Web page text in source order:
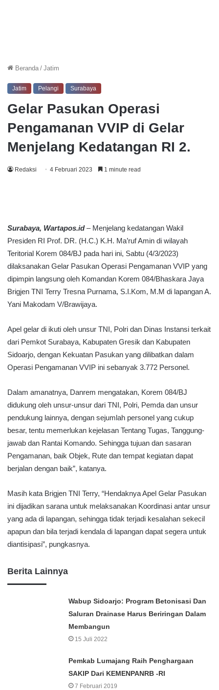
Beranda / Jatim
Jatim Pelangi Surabaya
Gelar Pasukan Operasi
Pengamanan VVIP di Gelar
Menjelang Kedatangan RI 2.
Redaksi 4 Februari 2023 1 minute read
Surabaya, Wartapos.id– Menjelang kedatangan Wakil
Presiden RI Prof. DR. (H.C.) K.H. Ma’ruf Amin di wilayah
Teritorial Korem 084/BJ pada hari ini, Sabtu (4/3/2023)
dilaksanakan Gelar Pasukan Operasi Pengamanan VVIP yang
dipimpin langsung oleh Komandan Korem 084/Bhaskara Jaya
Brigjen TNI Terry Tresna Purnama, S.I.Kom, M.M di lapangan A.
Yani Makodam V/Brawijaya.
Apel gelar di ikuti oleh unsur TNI, Polri dan Dinas Instansi terkait
dari Pemkot Surabaya, Kabupaten Gresik dan Kabupaten
Sidoarjo, dengan Kekuatan Pasukan yang dilibatkan dalam
Operasi Pengamanan VVIP ini sebanyak 3.772 Personel.
Dalam amanatnya, Danrem mengatakan, Korem 084/BJ
didukung oleh unsur-unsur dari TNI, Polri, Pemda dan unsur
pendukung lainnya, dengan sejumlah personel yang cukup
besar, tentu memerlukan kejelasan Tentang Tugas, Tanggung-
jawab dan Rantai Komando. Sehingga tujuan dan sasaran
Pengamanan, baik Objek, Rute dan tempat kegiatan dapat
berjalan dengan baik”, katanya.
Masih kata Brigjen TNI Terry, “Hendaknya Apel Gelar Pasukan
ini dijadikan sarana untuk melaksanakan Koordinasi antar unsur
yang ada di lapangan, sehingga tidak terjadi kesalahan sekecil
apapun dan bila terjadi kendala di lapangan dapat segera untuk
diantisipasi”, pungkasnya.
Berita Lainnya
Wabup Sidoarjo: Program Betonisasi Dan
Saluran Drainase Harus Beriringan Dalam
Membangun
15 Juli 2022
Pemkab Lumajang Raih Penghargaan
SAKIP Dari KEMENPANRB -RI
7 Februari 2019